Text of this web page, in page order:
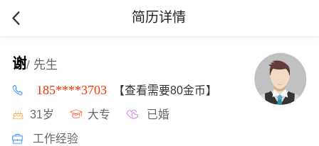
简历详情
谢/ 先生
185****3703 【查看需要80金币】
31岁 大专 已婚
工作经验